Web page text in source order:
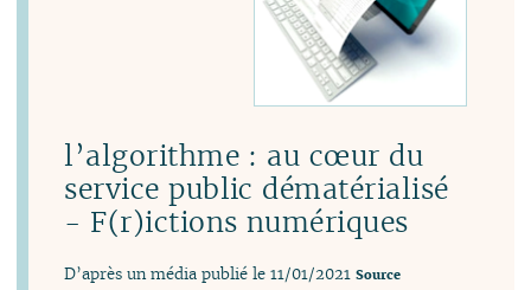
l’algorithme : au cœur du
service public dématérialisé
- F(r)ictions numériques
D’après un média publié le 11/01/2021 Source